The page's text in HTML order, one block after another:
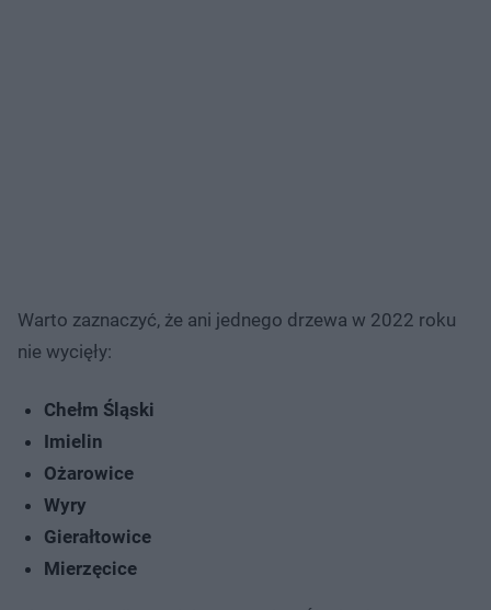
Warto zaznaczyć, że ani jednego drzewa w 2022 roku
nie wycięły:
Chełm Śląski
Imielin
Ożarowice
Wyry
Gierałtowice
Mierzęcice